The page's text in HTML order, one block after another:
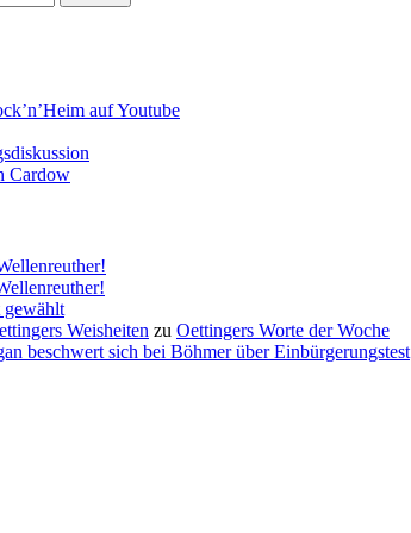
auf Youtube
Cardow
gewählt
Weisheiten zu Oettingers Worte der Woche
beschwert sich bei Böhmer über Einbürgerungstest